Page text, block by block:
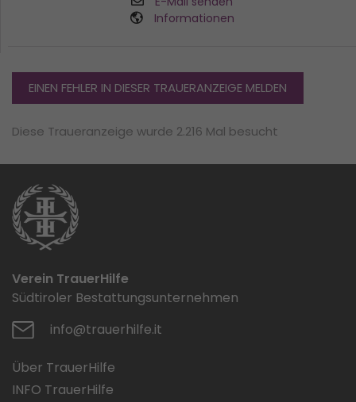
Informationen
EINEN FEHLER IN DIESER TRAUERANZEIGE MELDEN
Diese Traueranzeige wurde 2.216 Mal besucht
Verein TrauerHilfe
Südtiroler Bestattungsunternehmen
info@trauerhilfe.it
Über TrauerHilfe
INFO TrauerHilfe